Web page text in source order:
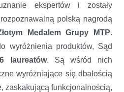
ekspertów i zostały
polską nagrodą
Medalem Grupy MTP.
wyróżnienia produktów, Sąd
laureatów. Są wśród nich
wyróżniające się dbałością
zaskakującą funkcjonalnością,